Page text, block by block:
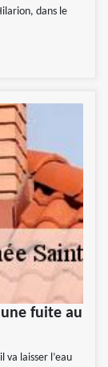
dans le
fuite au
va laisser l’eau